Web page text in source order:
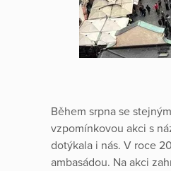
Během srpna se
vzpomínkovou akci s
dotýkala i nás. V roce
ambasádou. Na akci